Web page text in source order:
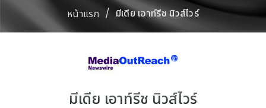
หน้าแรก / มีเดีย เอาท์รีช นิวส์ไวร์
มีเดีย เอาท์รีช นิวส์ไวร์